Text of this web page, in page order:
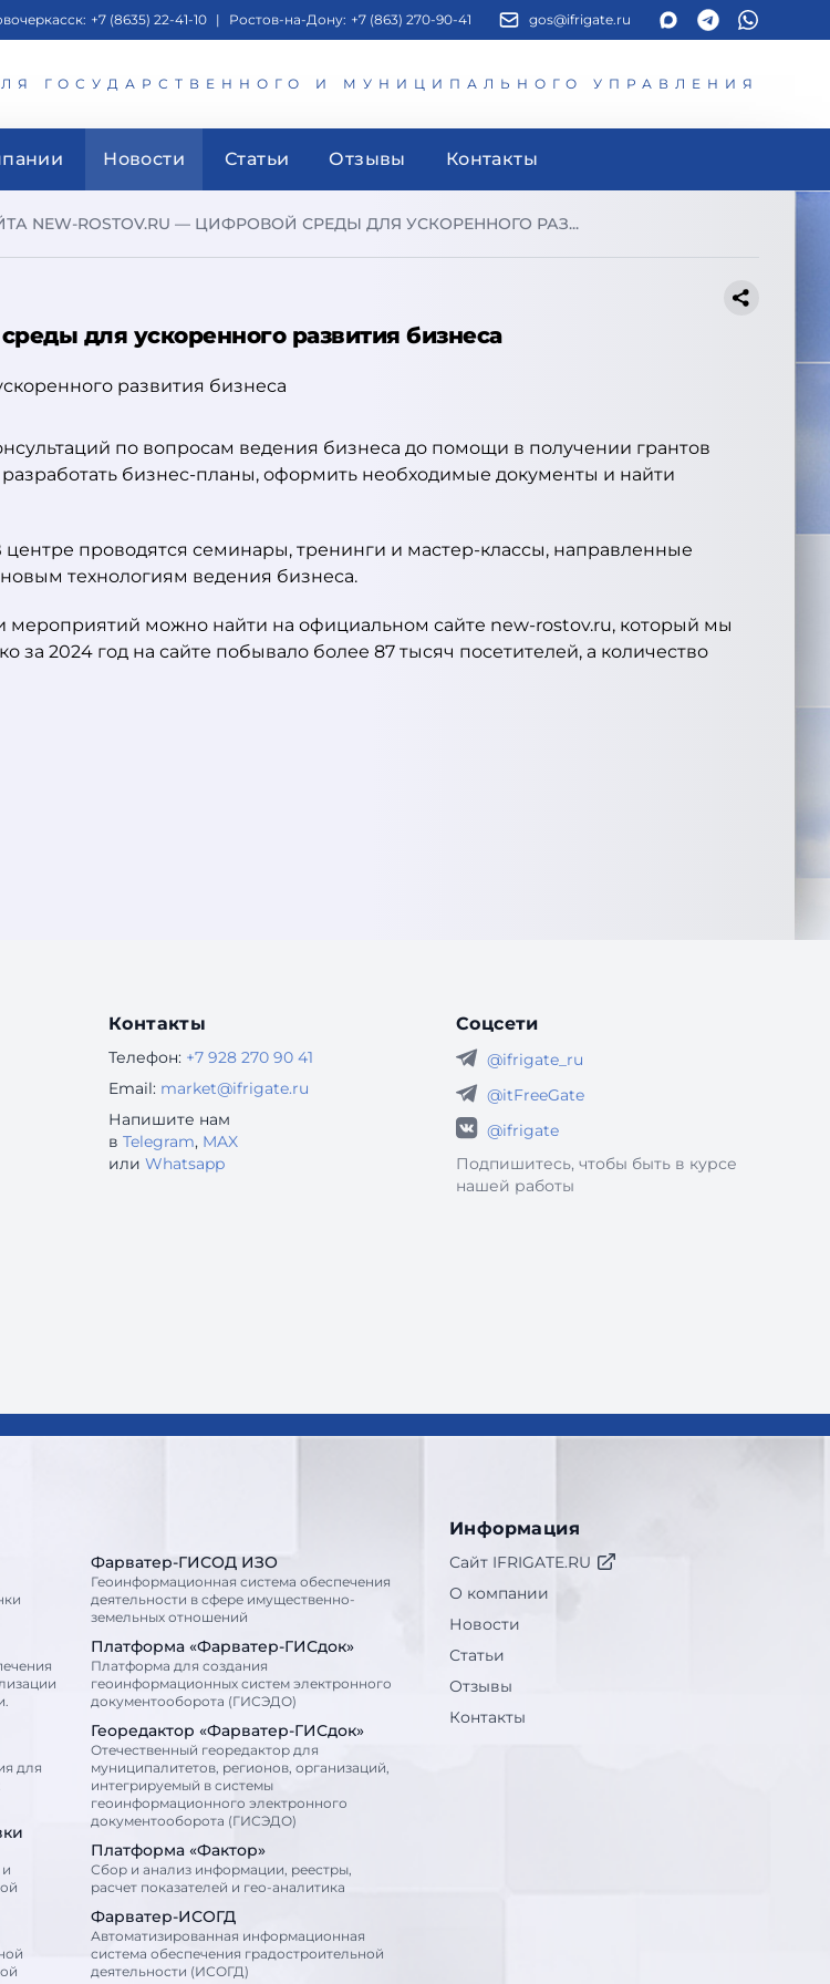
+7 (8635) 22-41-10 | Ростов-на-Дону: +7 (863) 270-90-41 gos@ifrigate.ru
ГОСУДАРСТВЕННОГО И МУНИЦИПАЛЬНОГО УПРАВЛЕНИЯ
Новости Статьи Отзывы Контакты
NEW-ROSTOV.RU — ЦИФРОВОЙ СРЕДЫ ДЛЯ УСКОРЕННОГО РАЗ...
для ускоренного развития бизнеса
по вопросам ведения бизнеса до помощи в получении грантов
бизнес-планы, оформить необходимые документы и найти
проводятся семинары, тренинги и мастер-классы, направленные
технологиям ведения бизнеса.
можно найти на официальном сайте new-rostov.ru, который мы
2024 год на сайте побывало более 87 тысяч посетителей, а количество
Контакты
Телефон: +7 928 270 90 41
Email: market@ifrigate.ru
Напишите нам
в Telegram, MAX
или Whatsapp
Соцсети
@ifrigate_ru
@itFreeGate
@ifrigate
Подпишитесь, чтобы быть в курсе
нашей работы
для
Фарватер-ГИСОД ИЗО
Геоинформационная система обеспечения
деятельности в сфере имущественно-
земельных отношений
Платформа «Фарватер-ГИСдок»
Платформа для создания
геоинформационных систем электронного
документооборота (ГИСЭДО)
Георедактор «Фарватер-ГИСдок»
Отечественный георедактор для
муниципалитетов, регионов, организаций,
интегрируемый в системы
геоинформационного электронного
документооборота (ГИСЭДО)
Платформа «Фактор»
Сбор и анализ информации, реестры,
расчет показателей и гео-аналитика
Фарватер-ИСОГД
Автоматизированная информационная
система обеспечения градостроительной
деятельности (ИСОГД)
Информация
Сайт IFRIGATE.RU
О компании
Новости
Статьи
Отзывы
Контакты